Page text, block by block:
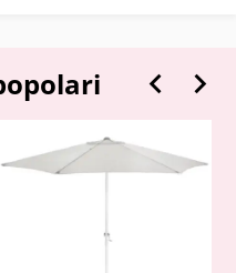
 